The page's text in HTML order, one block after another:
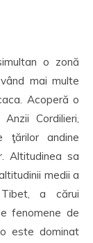
o zonă
mai multe
Acoperă o
Cordilieri,
ţărilor andine
Altitudinea sa
medii a
a cărui
fenomene de
este dominat